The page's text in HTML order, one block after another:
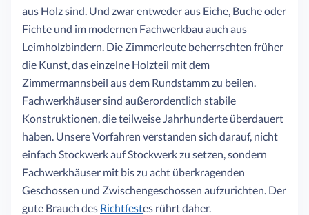
aus Holz sind. Und zwar entweder aus Eiche, Buche oder
Fichte und im modernen Fachwerkbau auch aus
Leimholzbindern. Die Zimmerleute beherrschten früher
die Kunst, das einzelne Holzteil mit dem
Zimmermannsbeil aus dem Rundstamm zu beilen.
Fachwerkhäuser sind außerordentlich stabile
Konstruktionen, die teilweise Jahrhunderte überdauert
haben. Unsere Vorfahren verstanden sich darauf, nicht
einfach Stockwerk auf Stockwerk zu setzen, sondern
Fachwerkhäuser mit bis zu acht überkragenden
Geschossen und Zwischengeschossen aufzurichten. Der
gute Brauch des Richtfestes rührt daher.